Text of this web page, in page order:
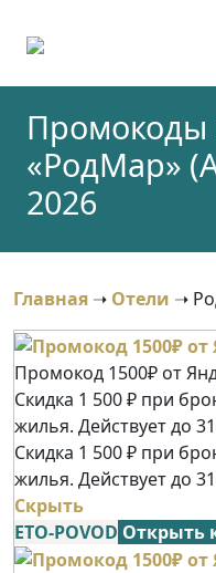
Промокоды
«РодМар»
2026
Главная ➝ Отели ➝
Промокод 1500₽ от
Скидка 1 500 ₽ при
жилья. Действует до 31
Скидка 1 500 ₽ при
жилья. Действует до
Скрыть
ETO-POVOD Открыть